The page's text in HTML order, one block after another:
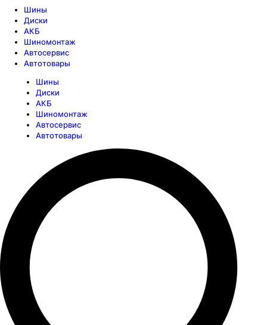
Шины
Диски
АКБ
Шиномонтаж
Автосервис
Автотовары
Шины
Диски
АКБ
Шиномонтаж
Автосервис
Автотовары